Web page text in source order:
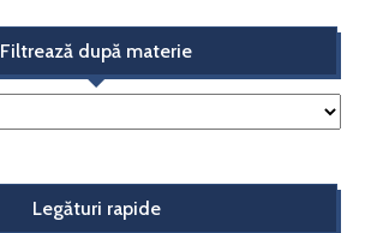
Filtrează după materie
Legături rapide